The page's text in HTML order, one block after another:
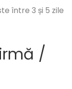
între 3 și 5 zile
/